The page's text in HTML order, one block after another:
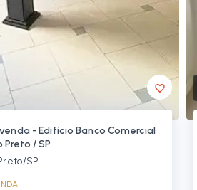
- Edifício Banco Comercial
Preto / SP
SP